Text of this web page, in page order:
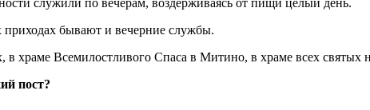
приходах бывают и вечерние службы.
храме Всемилостливого Спаса в Митино, в храме всех святых
пост?